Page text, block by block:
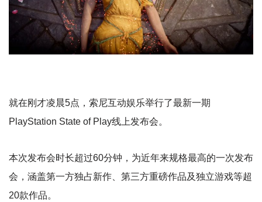
就在刚才凌晨5点，索尼互动娱乐举行了最新一期
PlayStation State of Play线上发布会。
本次发布会时长超过60分钟，为近年来规格最高的一次发布
会，涵盖第一方独占新作、第三方重磅作品及独立游戏等超
20款作品。